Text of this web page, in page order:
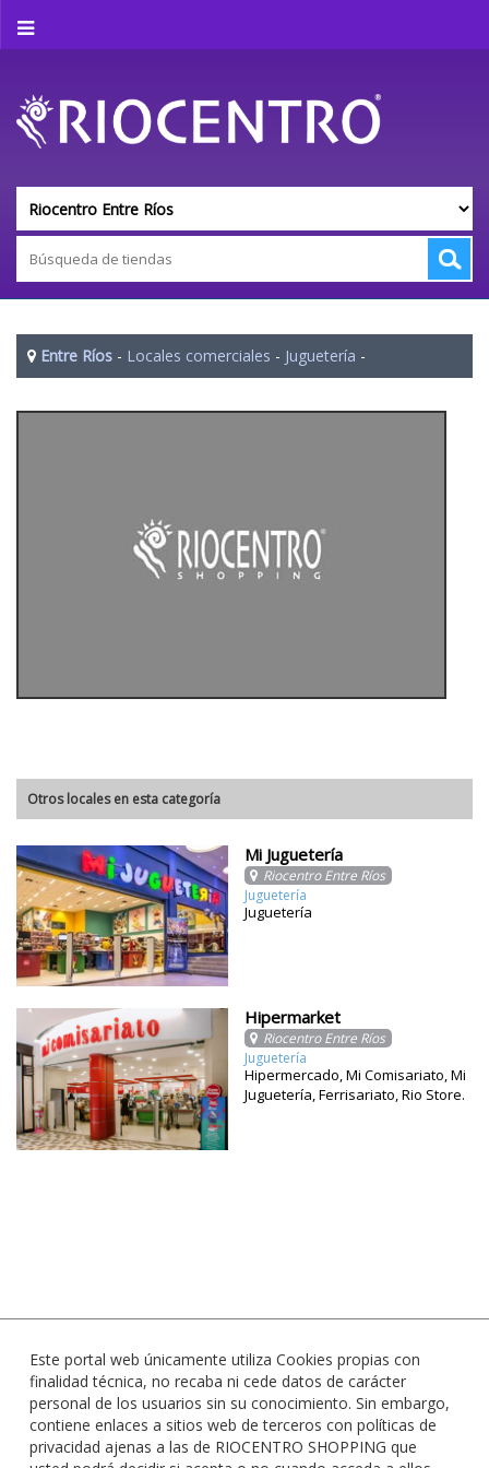
Entre Ríos - Locales comerciales - Juguetería -
Otros locales en esta categoría
Mi Juguetería
Riocentro Entre Ríos
Juguetería
Juguetería
Hipermarket
Riocentro Entre Ríos
Juguetería
Hipermercado, Mi Comisariato, Mi
Juguetería, Ferrisariato, Rio Store.
Este portal web únicamente utiliza Cookies propias con
finalidad técnica, no recaba ni cede datos de carácter
personal de los usuarios sin su conocimiento. Sin embargo,
contiene enlaces a sitios web de terceros con políticas de
privacidad ajenas a las de RIOCENTRO SHOPPING que